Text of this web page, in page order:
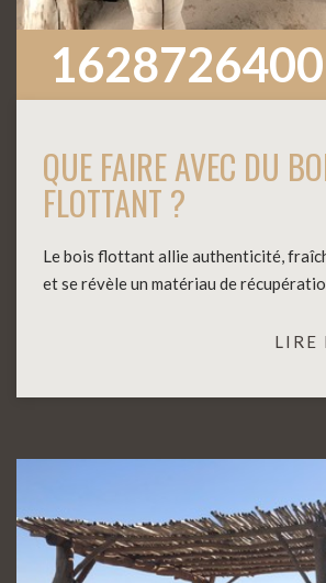
1628726400
QUE FAIRE AVEC DU
FLOTTANT ?
Le bois flottant allie authenticité,
et se révèle un matériau de
LIRE